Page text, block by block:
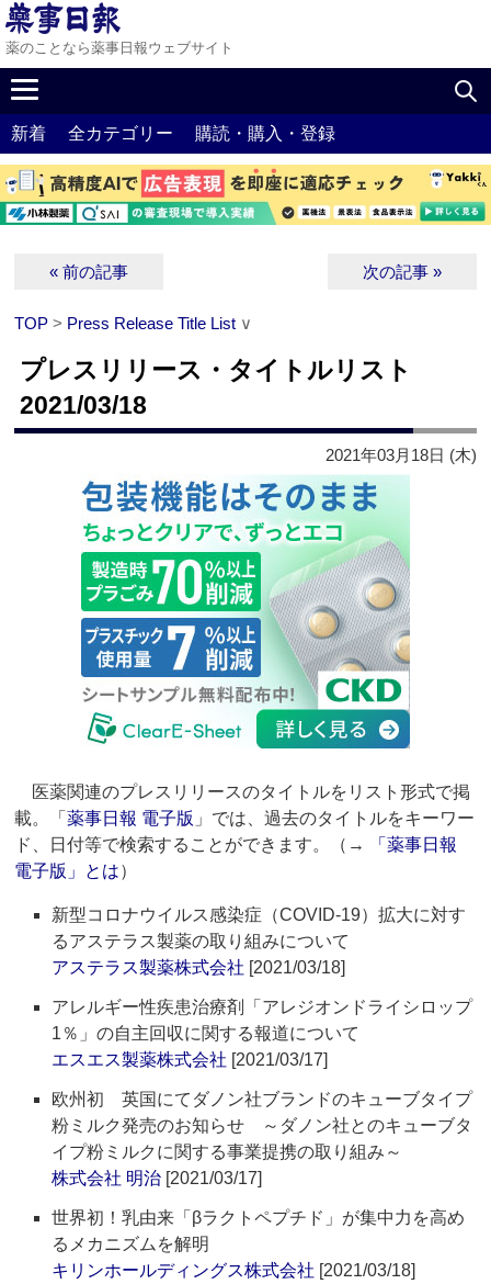
薬のことなら薬事日報ウェブサイト
新着 全カテゴリー 購読・購入・登録
« 前の記事 次の記事 »
TOP > Press Release Title List ∨
プレスリリース・タイトルリスト
2021/03/18
2021年03月18日 (木)
医薬関連のプレスリリースのタイトルをリスト形式で掲
載。「薬事日報 電子版 」では、過去のタイトルをキーワー
ド、日付等で検索することができます。（→
「薬事日報
電子版」とは）
新型コロナウイルス感染症（COVID-19）拡大に対す
るアステラス製薬の取り組みについて
アステラス製薬株式会社 [2021/03/18]
アレルギー性疾患治療剤「アレジオンドライシロップ
1％」の自主回収に関する報道について
エスエス製薬株式会社 [2021/03/17]
欧州初 英国にてダノン社ブランドのキューブタイプ
粉ミルク発売のお知らせ ～ダノン社とのキューブタ
イプ粉ミルクに関する事業提携の取り組み～
株式会社 明治 [2021/03/17]
世界初！乳由来「βラクトペプチド」が集中力を高め
るメカニズムを解明
キリンホールディングス株式会社 [2021/03/18]